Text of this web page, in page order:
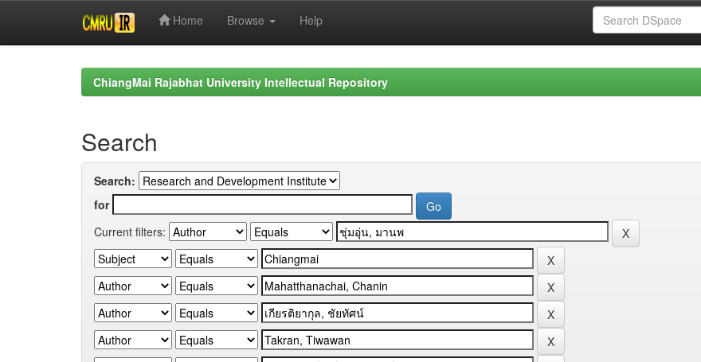
Home Browse Help
ChiangMai Rajabhat University Intellectual Repository
Search
Search:
for
Current filters: